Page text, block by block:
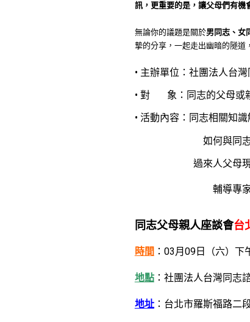
訊，更重要的是，讓父母們有機
無論你的議題是關於男同志、女
摯的分享，一起走出幽暗的隧道
• 主辦單位：社團法人台
• 對 象：同志的父母或
• 活動內容：同志相關知識
如何與同志子
過來人父母現身
輔導專家說明
同志父母親人座談會台
時間 ：03月09日（六）
地點：社團法人台灣同志
地址：台北市羅斯福路二